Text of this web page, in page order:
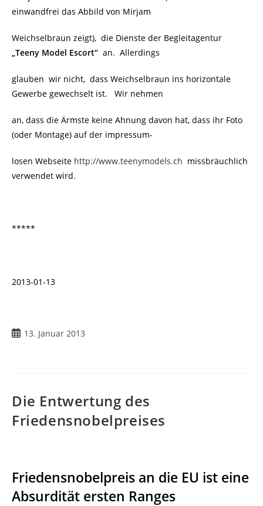
einwandfrei das Abbild von Mirjam
Weichselbraun zeigt), die Dienste der Begleitagentur
„Teeny Model Escort“ an. Allerdings
glauben wir nicht, dass Weichselbraun ins horizontale
Gewerbe gewechselt ist. Wir nehmen
an, dass die Ärmste keine Ahnung davon hat, dass ihr Foto
(oder Montage) auf der impressum-
losen Webseite http://www.teenymodels.ch missbräuchlich
verwendet wird.
*****
2013-01-13
Beitrag13. Januar 2013
Die Entwertung des
Friedensnobelpreises
Friedensnobelpreis an die EU ist eine
Absurdität ersten Ranges